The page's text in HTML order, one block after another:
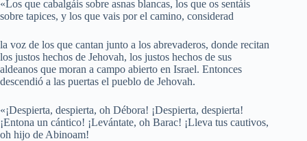
«Los que cabalgáis sobre asnas blancas, los que os sentáis
sobre tapices, y los que vais por el camino, considerad
la voz de los que cantan junto a los abrevaderos, donde recitan
los justos hechos de Jehovah, los justos hechos de sus
aldeanos que moran a campo abierto en Israel. Entonces
descendió a las puertas el pueblo de Jehovah.
«¡Despierta, despierta, oh Débora! ¡Despierta, despierta!
¡Entona un cántico! ¡Levántate, oh Barac! ¡Lleva tus cautivos,
oh hijo de Abinoam!